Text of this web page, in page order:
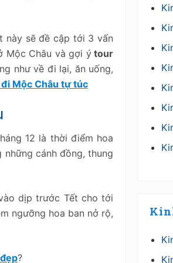
này sẽ đề cập tới 3 vấn
Mộc Châu và gợi ýtour
như về đi lại, ăn uống,
Mộc Châu tự túc
12 là thời điểm hoa
cánh đồng, thung
dịp trước Tết cho tới
ngưỡng hoa ban nở rộ,
?